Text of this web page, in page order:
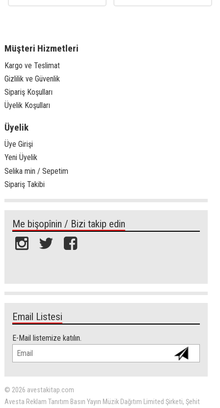
Müşteri Hizmetleri
Kargo ve Teslimat
Gizlilik ve Güvenlik
Sipariş Koşulları
Üyelik Koşulları
Üyelik
Üye Girişi
Yeni Üyelik
Selika min / Sepetim
Sipariş Takibi
Me bişopînin / Bizi takip edin
Email Listesi
E-Mail listemize katılın.
© 2026 avestakitap.com
Avesta Reklam Tanıtım Basın Yayın Müzik Dağıtım Limited Şirketi, Şehit